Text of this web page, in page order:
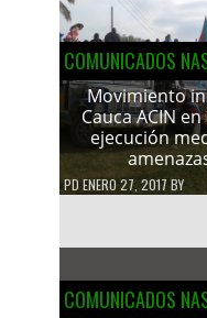
COMUNICADOS
Movimiento
Cauca ACIN
ejecución
PD ENERO 27, 2017 BY
COMUNICADOS